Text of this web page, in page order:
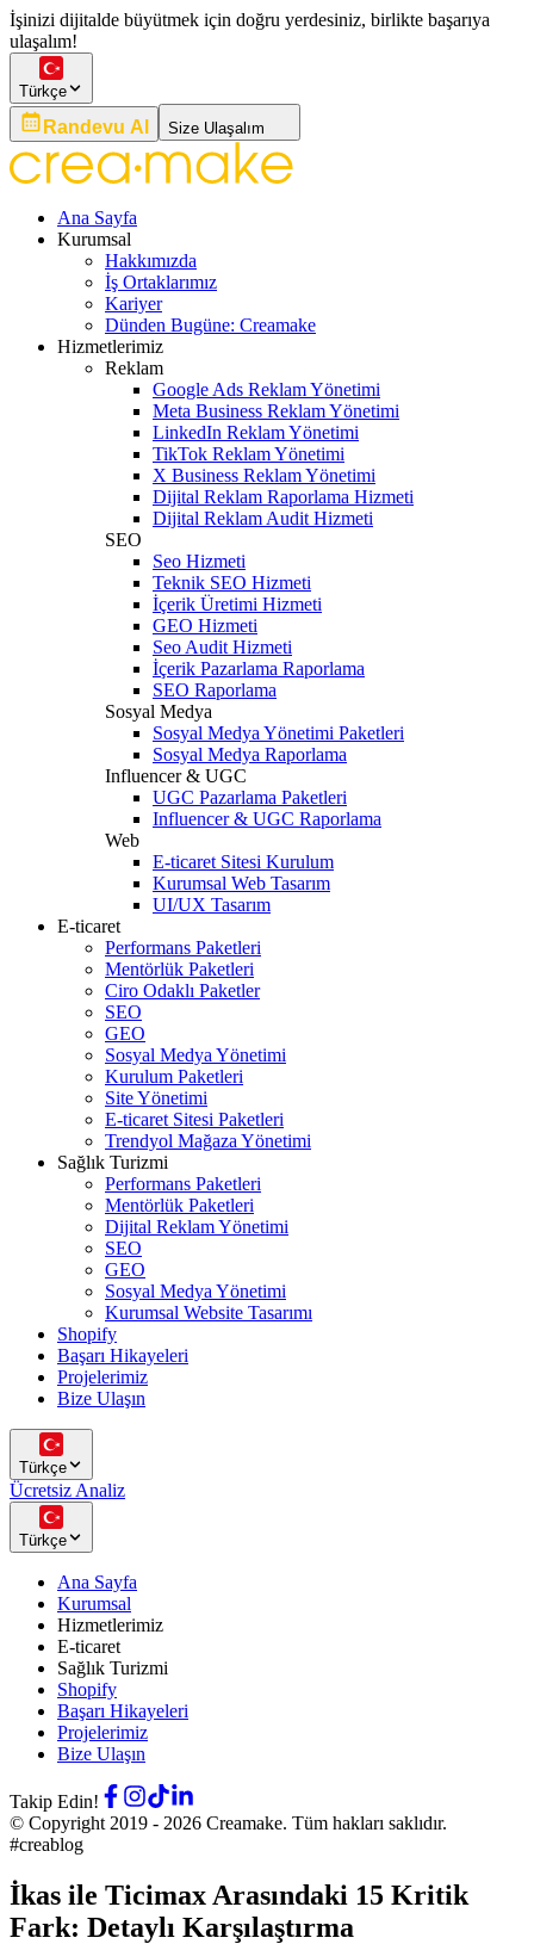
İşinizi dijitalde büyütmek için doğru yerdesiniz, birlikte başarıya
ulaşalım!
Türkçe
Randevu Al Size Ulaşalım
Ana Sayfa
Kurumsal
Hakkımızda
İş Ortaklarımız
Kariyer
Dünden Bugüne: Creamake
Hizmetlerimiz
Reklam
Google Ads Reklam Yönetimi
Meta Business Reklam Yönetimi
LinkedIn Reklam Yönetimi
TikTok Reklam Yönetimi
X Business Reklam Yönetimi
Dijital Reklam Raporlama Hizmeti
Dijital Reklam Audit Hizmeti
SEO
Seo Hizmeti
Teknik SEO Hizmeti
İçerik Üretimi Hizmeti
GEO Hizmeti
Seo Audit Hizmeti
İçerik Pazarlama Raporlama
SEO Raporlama
Sosyal Medya
Sosyal Medya Yönetimi Paketleri
Sosyal Medya Raporlama
Influencer & UGC
UGC Pazarlama Paketleri
Influencer & UGC Raporlama
Web
E-ticaret Sitesi Kurulum
Kurumsal Web Tasarım
UI/UX Tasarım
E-ticaret
Performans Paketleri
Mentörlük Paketleri
Ciro Odaklı Paketler
SEO
GEO
Sosyal Medya Yönetimi
Kurulum Paketleri
Site Yönetimi
E-ticaret Sitesi Paketleri
Trendyol Mağaza Yönetimi
Sağlık Turizmi
Performans Paketleri
Mentörlük Paketleri
Dijital Reklam Yönetimi
SEO
GEO
Sosyal Medya Yönetimi
Kurumsal Website Tasarımı
Shopify
Başarı Hikayeleri
Projelerimiz
Bize Ulaşın
Türkçe
Ücretsiz Analiz
Türkçe
Ana Sayfa
Kurumsal
Hizmetlerimiz
E-ticaret
Sağlık Turizmi
Shopify
Başarı Hikayeleri
Projelerimiz
Bize Ulaşın
Takip Edin!
© Copyright 2019 - 2026 Creamake. Tüm hakları saklıdır.
#creablog
İkas ile Ticimax Arasındaki 15 Kritik
Fark: Detaylı Karşılaştırma